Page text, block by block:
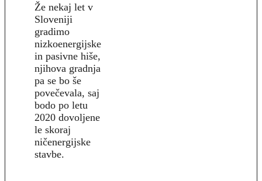
Že nekaj let v
Sloveniji
gradimo
nizkoenergijske
in pasivne hiše,
njihova gradnja
pa se bo še
povečevala, saj
bodo po letu
2020 dovoljene
le skoraj
ničenergijske
stavbe.